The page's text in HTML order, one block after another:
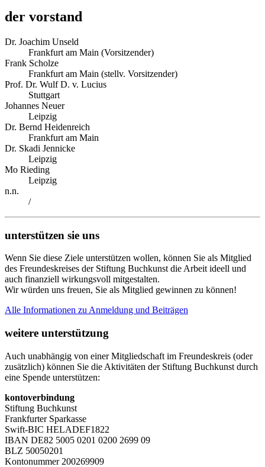
der vorstand
Dr. Joachim Unseld
Frankfurt am Main (Vorsitzender)
Frank Scholze
Frankfurt am Main (stellv. Vorsitzender)
Prof. Dr. Wulf D. v. Lucius
Stuttgart
Johannes Neuer
Leipzig
Dr. Bernd Heidenreich
Frankfurt am Main
Dr. Skadi Jennicke
Leipzig
Mo Rieding
Leipzig
n.n.
/
unterstützen sie uns
Wenn Sie diese Ziele unterstützen wollen, können Sie als Mitglied
des Freundeskreises der Stiftung Buchkunst die Arbeit ideell und
auch finanziell wirkungsvoll mitgestalten.
Wir würden uns freuen, Sie als Mitglied gewinnen zu können!
Alle Informationen zu Anmeldung und Beiträgen
weitere unterstützung
Auch unabhängig von einer Mitgliedschaft im Freundeskreis (oder
zusätzlich) können Sie die Aktivitäten der Stiftung Buchkunst durch
eine Spende unterstützen:
kontoverbindung
Stiftung Buchkunst
Frankfurter Sparkasse
Swift-BIC HELADEF1822
IBAN DE82 5005 0201 0200 2699 09
BLZ 50050201
Kontonummer 200269909